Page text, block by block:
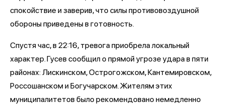
спокойствие и заверив, что силы противовоздушной
обороны приведены в готовность.
Спустя час, в 22:16, тревога приобрела локальный
характер. Гусев сообщил о прямой угрозе удара в пяти
районах: Лискинском, Острогожском, Кантемировском,
Россошанском и Богучарском. Жителям этих
муниципалитетов было рекомендовано немедленно